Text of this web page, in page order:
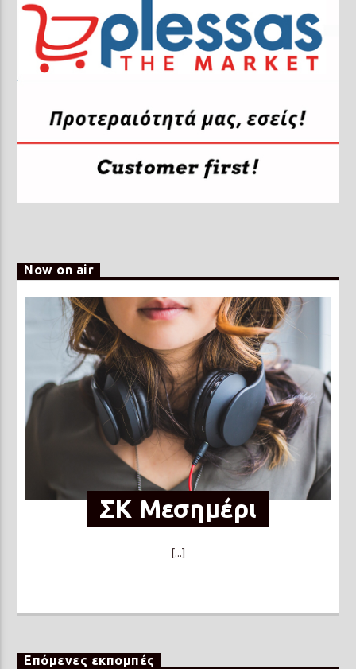
Now on air
ΣΚ Μεσημέρι
[...]
Επόμενες εκπομπές